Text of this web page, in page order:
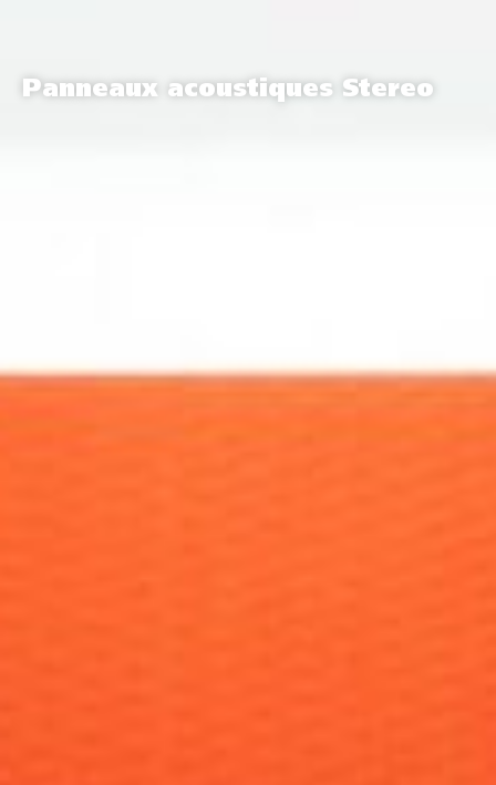
Panneaux acoustiques Stereo